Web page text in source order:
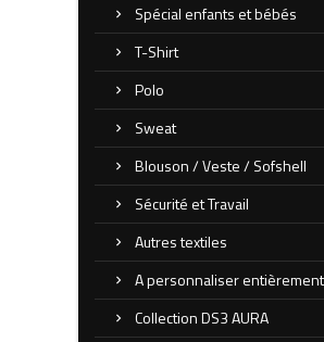
Spécial enfants et bébés
T-Shirt
Polo
Sweat
Blouson / Veste / Sofshell
Sécurité et Travail
Autres textiles
A personnaliser entièrement
Collection DS3 AURA